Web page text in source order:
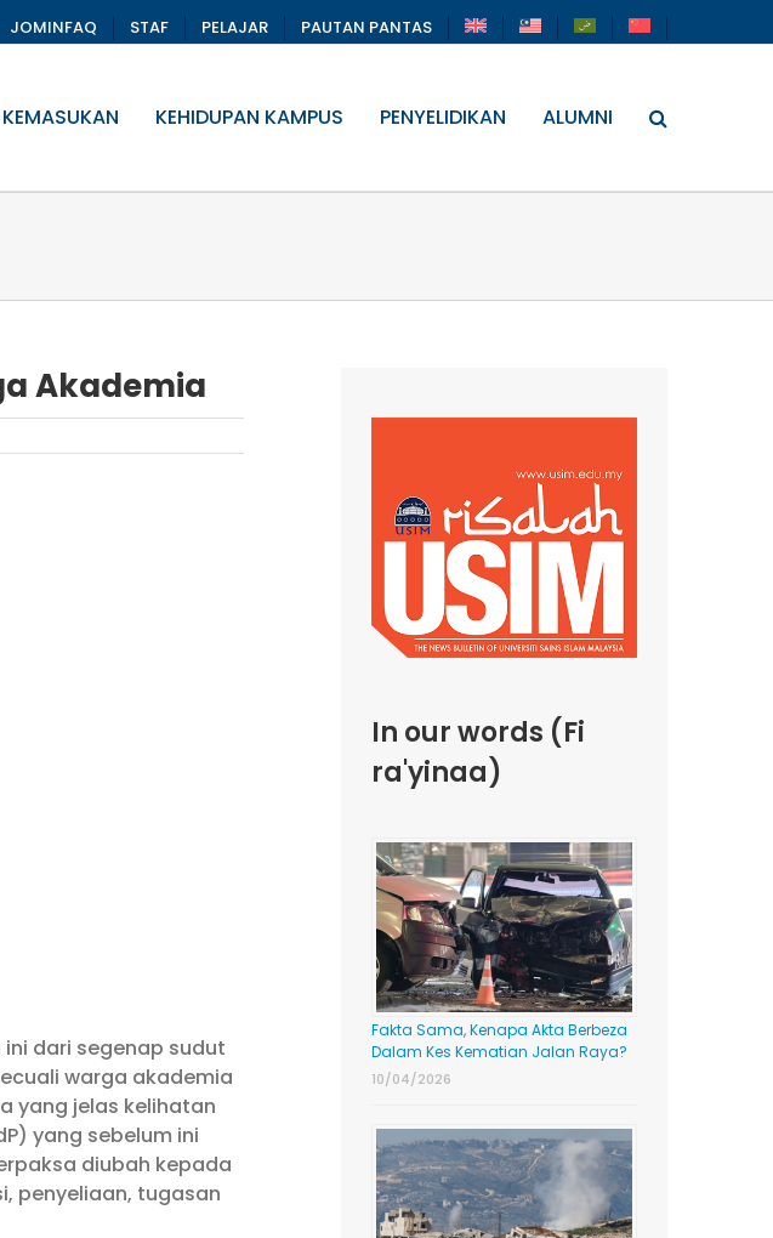
JOMINFAQ STAF PELAJAR PAUTAN PANTAS
KEMASUKAN KEHIDUPAN KAMPUS PENYELIDIKAN ALUMNI
Akademia
dari segenap sudut
warga akademia
yang jelas kelihatan
yang sebelum ini
diubah kepada
penyeliaan, tugasan
In our words (Fi
ra'yinaa)
Fakta Sama, Kenapa Akta Berbeza
Dalam Kes Kematian Jalan Raya?
10/04/2026